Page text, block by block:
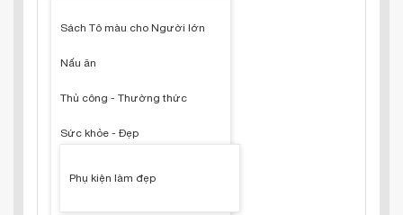
Sách Tô màu cho Người lớn
Nấu ăn
Thủ công - Thường thức
Sức khỏe - Đẹp
Phụ kiện làm đẹp